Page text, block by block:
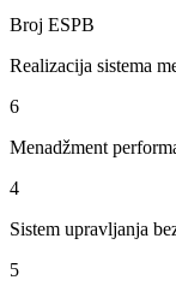
Broj ESPB
Realizacija sistema
6
Menadžment
4
Sistem upravljanja
5